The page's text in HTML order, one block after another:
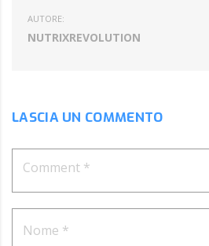
AUTORE:
NUTRIXREVOLUTION
LASCIA UN COMMENTO